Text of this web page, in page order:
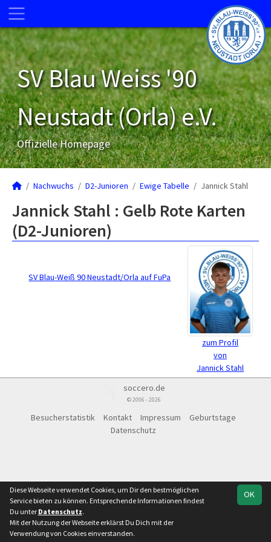
SV Blau Weiss '90
Neustadt (Orla) e.V.
Offizielle Homepage
Nachwuchs D2-Junioren Ewige Tabelle Jannick Stahl
Jannick Stahl : Gelb Rote Karten
(D2-Junioren)
zum Profil
von
Jannick Stahl
SV Blau-Weiß 90 Neustadt/Orla auf FuPa
soccero.de
© 2006 - 2026
Besucherstatistik Kontakt Impressum
Geburtstage
Datenschutz
OK
Diese Webseite verwendet Cookies, um Dir den bestmöglichen
Service bieten zu können. Entsprechende Informationen findest
Du unter Datenschutz.
Mit der Nutzung der Webseite erklärst Du Dich mit der
Verwendung von Cookies einverstanden.